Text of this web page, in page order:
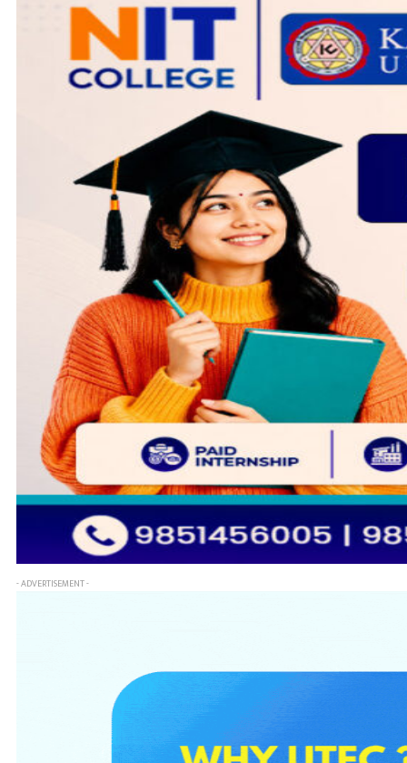
- ADVERTISEMENT -